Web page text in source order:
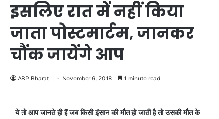
इसलिए रात में नहीं किया
जाता पोस्टमार्टम, जानकर
चौंक जायेंगे आप
ABP Bharat November 6, 2018 1 minute read
ये तो आप जानते ही हैं जब किसी इंसान की मौत हो जाती है तो उसकी मौत के